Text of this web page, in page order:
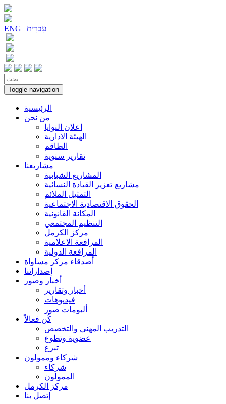
ENG | עִברִית
Toggle navigation
الرئيسية
من نحن
اعلان النوايا
الهيئة الادارية
الطاقم
تقارير سنوية
مشاريعنا
المشاريع الشبابية
مشاريع تعزيز القيادة النسائية
التمثيل الملائم
الحقوق الاقتصادية الاجتماعية
المكانة القانونية
التنظيم المجتمعي
مركز الكرمل
المرافعة الاعلامية
المرافعة الدولية
أصدقاء مركز مساواة
إصداراتنا
أخبار وصور
أخبار وتقارير
فيديوهات
ألبومات صور
كُن فعالاً
التدريب المهني والتخصص
عضوية وتطوع
تبرع
شركاء وممولون
شركاء
الممولون
مركز الكرمل
إتصل بنا